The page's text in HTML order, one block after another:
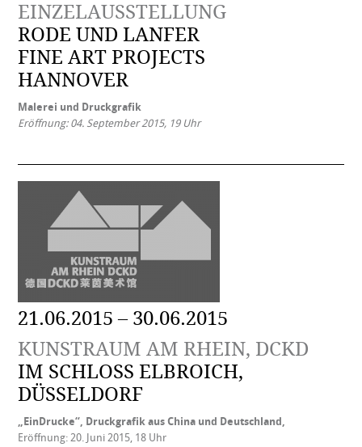
EINZELAUSSTELLUNG
RODE UND LANFER
FINE ART PROJECTS
HANNOVER
Malerei und Druckgrafik
Eröffnung: 04. September 2015, 19 Uhr
21.06.2015 – 30.06.2015
KUNSTRAUM AM RHEIN, DCKD
IM SCHLOSS ELBROICH, D
ÜSSELDORF
„EinDrucke“, Druckgrafik aus China und Deutschland,
Eröffnung: 20. Juni 2015, 18 Uhr